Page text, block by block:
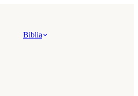
Biblia